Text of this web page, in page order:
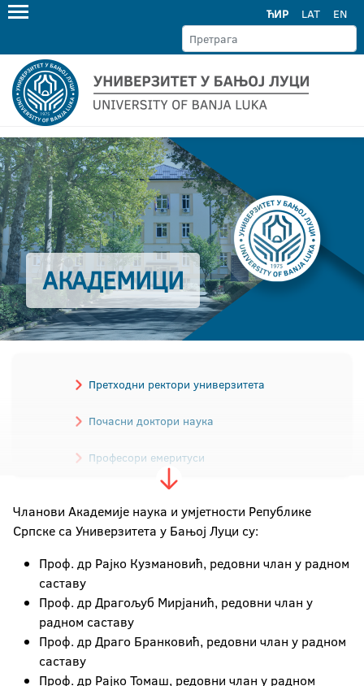
ЋИР LAT EN
АКАДЕМИЦИ
Претходни ректори универзитета
Почасни доктори наука
Професори емеритуси
Чланови Академије наука и умјетности Републике
Српске са Универзитета у Бањој Луци су:
Проф. др Рајко Кузмановић, редовни члан у радном
саставу
Проф. др Драгољуб Мирјанић, редовни члан у
радном саставу
Проф. др Драго Бранковић, редовни члан у радном
саставу
Проф. др Рајко Томаш, редовни члан у радном